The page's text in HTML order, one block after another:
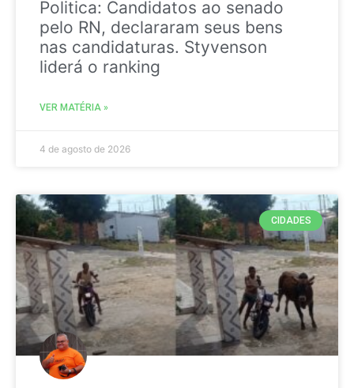
Politica: Candidatos ao senado
pelo RN, declararam seus bens
nas candidaturas. Styvenson
liderá o ranking
VER MATÉRIA »
4 de agosto de 2026
CIDADES